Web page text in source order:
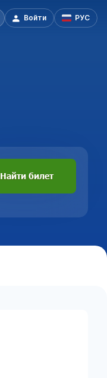
Войти РУС
Найти билет